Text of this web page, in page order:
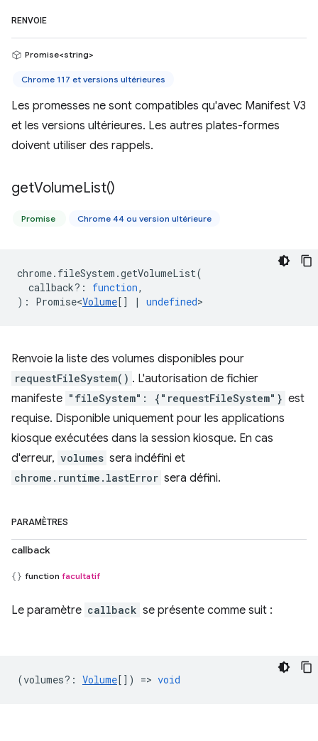
RENVOIE
Promise<string>
Chrome 117 et versions ultérieures
Les promesses ne sont compatibles qu'avec Manifest V3
et les versions ultérieures. Les autres plates-formes
doivent utiliser des rappels.
getVolumeList()
Promise Chrome 44 ou version ultérieure
chrome. fileSystem .getVolumeList(
callback? : function,
) : Promise<Volume[] | undefined>
Renvoie la liste des volumes disponibles pour
requestFileSystem() . L'autorisation de fichier
manifeste "fileSystem": {"requestFileSystem"} est
requise. Disponible uniquement pour les applications
kiosque exécutées dans la session kiosque. En cas
d'erreur, volumes sera indéfini et
chrome.runtime.lastError sera défini.
PARAMÈTRES
callback
function facultatif
Le paramètre callback se présente comme suit :
(volumes? : Volume[]) => void